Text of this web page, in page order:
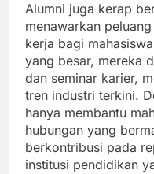
Alumni juga kerap
menawarkan
kerja bagi
yang besar, mereka
dan seminar karier,
tren industri terkini.
hanya membantu
hubungan yang
berkontribusi pada
institusi pendidikan